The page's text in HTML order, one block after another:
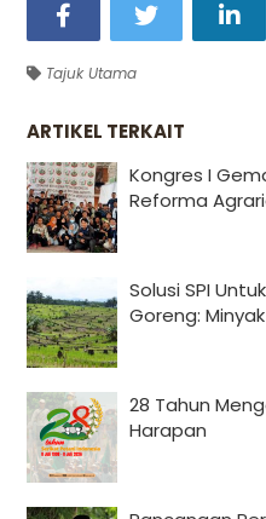
Tajuk Utama
ARTIKEL TERKAIT
Kongres I Gema
Reforma
Solusi SPI
Goreng:
28 Tahun
Harapan